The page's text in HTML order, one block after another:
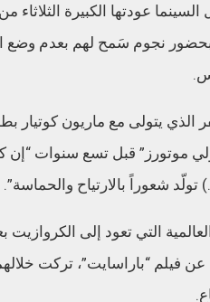
عودتها الكبيرة الثلاثاء
ألغيَ عام 2020 بسبب جائحة كوفيد-19، بحضور
يتولى مع ماريون كوتيار
موتورز” قبل تسع سنوات “إن
شعوراً بالارتياح والحماسة”.
التي تعود إلى
فيلم “باراسايت”، تركت